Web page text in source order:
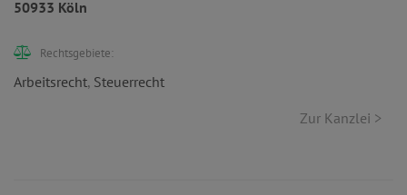
50933 Köln
Rechtsgebiete:
Arbeitsrecht, Steuerrecht
Zur Kanzlei >